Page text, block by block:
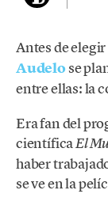
Antes de
Audelose
entre ellas: la
Era fan del
científicaEl
haber
se ve en la